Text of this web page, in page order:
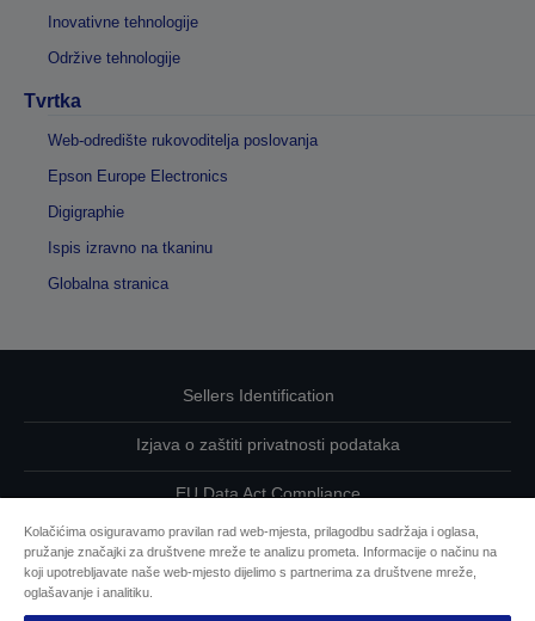
Inovativne tehnologije
Održive tehnologije
Tvrtka
Web-odredište rukovoditelja poslovanja
Epson Europe Electronics
Digigraphie
Ispis izravno na tkaninu
Globalna stranica
Sellers Identification
Izjava o zaštiti privatnosti podataka
EU Data Act Compliance
Kontaktirajte nas u vezi svojih podataka
Kolačićima osiguravamo pravilan rad web-mjesta, prilagodbu sadržaja i oglasa,
pružanje značajki za društvene mreže te analizu prometa. Informacije o načinu na
koji upotrebljavate naše web-mjesto dijelimo s partnerima za društvene mreže,
oglašavanje i analitiku.